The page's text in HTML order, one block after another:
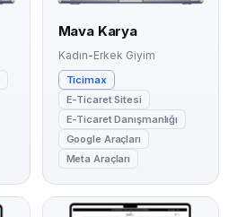
Mava Karya
Kadın-Erkek Giyim
Ticimax
E-Ticaret Sitesi
E-Ticaret Danışmanlığı
Google Araçları
Meta Araçları